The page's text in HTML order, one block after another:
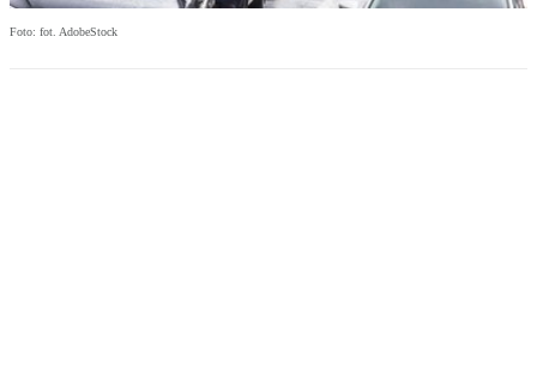
Foto: fot. AdobeStock